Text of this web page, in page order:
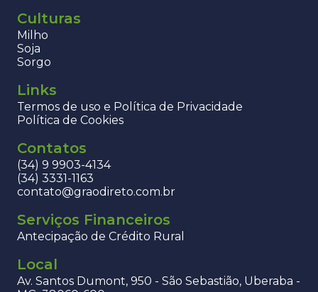
Culturas
Milho
Soja
Sorgo
Links
Termos de uso e Política de Privacidade
Política de Cookies
Contatos
(34) 9 9903-4134
(34) 3331-1163
contato@graodireto.com.br
Serviços Financeiros
Antecipação de Crédito Rural
Local
Av. Santos Dumont, 950 - São Sebastião, Uberaba -